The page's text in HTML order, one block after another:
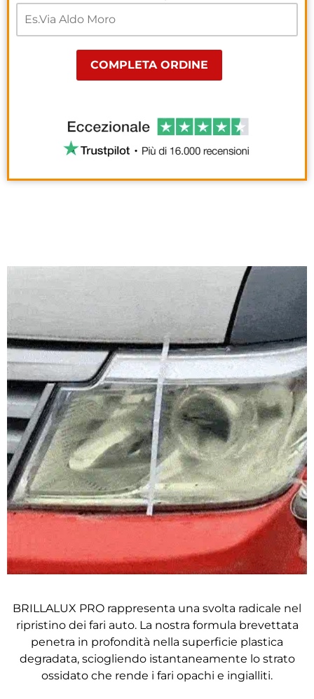
BRILLALUX PRO rappresenta una svolta radicale nel
ripristino dei fari auto. La nostra formula brevettata
penetra in profondità nella superficie plastica
degradata, sciogliendo istantaneamente lo strato
ossidato che rende i fari opachi e ingialliti.